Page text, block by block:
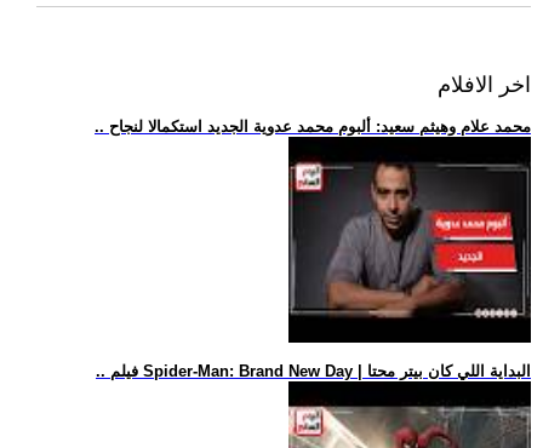
اخر الافلام
.. محمد علام وهيثم سعيد: ألبوم محمد عدوية الجديد استكمالا لنجاح
.. فيلم Spider-Man: Brand New Day | البداية اللي كان بيتر محتا